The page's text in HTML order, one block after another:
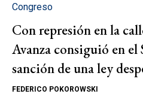
Congreso
Con represión en la
Avanza consiguió en el
sanción de una ley
FEDERICO POKOROWSKI